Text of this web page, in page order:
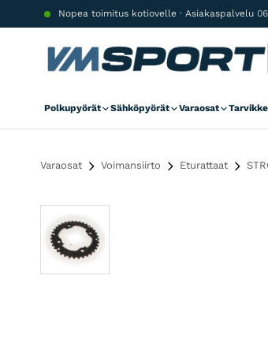
Siirry sisältöönNopea toimitus kotiovelle · Asiakaspalvelu
Polkupyörät Sähköpyörät Varaosat
Varaosat Voimansiirto Eturattaat